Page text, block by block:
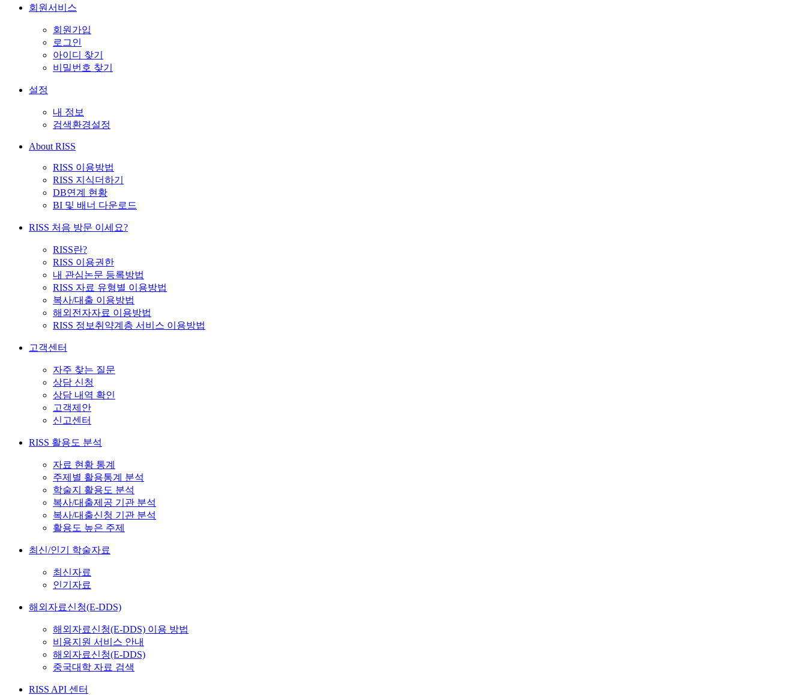
회원서비스
회원가입
로그인
아이디 찾기
비밀번호 찾기
설정
내 정보
검색환경설정
About RISS
RISS 이용방법
RISS 지식더하기
DB연계 현황
BI 및 배너 다운로드
RISS 처음 방문 이세요?
RISS란?
RISS 이용권한
내 관심논문 등록방법
RISS 자료 유형별 이용방법
복사/대출 이용방법
해외전자자료 이용방법
RISS 정보취약계층 서비스 이용방법
고객센터
자주 찾는 질문
상담 신청
상담 내역 확인
고객제안
신고센터
RISS 활용도 분석
자료 현황 통계
주제별 활용통계 분석
학술지 활용도 분석
복사/대출제공 기관 분석
복사/대출신청 기관 분석
활용도 높은 주제
최신/인기 학술자료
최신자료
인기자료
해외자료신청(E-DDS)
해외자료신청(E-DDS) 이용 방법
비용지원 서비스 안내
해외자료신청(E-DDS)
중국대학 자료 검색
RISS API 센터